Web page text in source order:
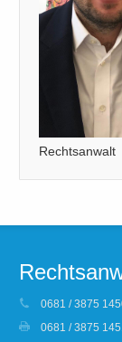
Rechtsanwalt
0681 / 3875
0681 / 3875